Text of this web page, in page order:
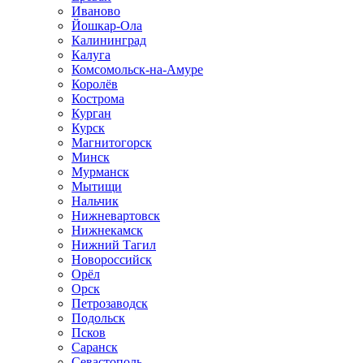
Иваново
Йошкар-Ола
Калининград
Калуга
Комсомольск-на-Амуре
Королёв
Кострома
Курган
Курск
Магнитогорск
Минск
Мурманск
Мытищи
Нальчик
Нижневартовск
Нижнекамск
Нижний Тагил
Новороссийск
Орёл
Орск
Петрозаводск
Подольск
Псков
Саранск